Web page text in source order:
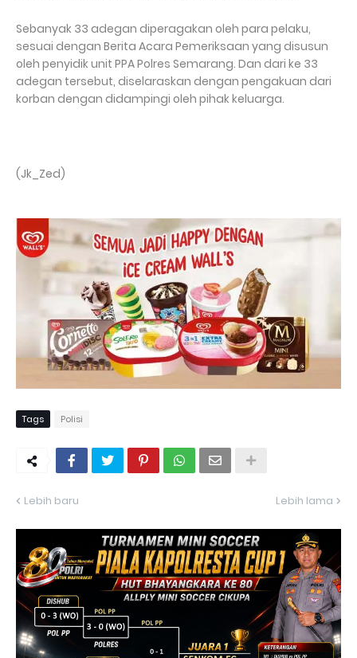
Sebanyak 33 adegan diperagakan oleh para pelaku,
sesuai dengan Berita Acara Pemeriksaan yang disusun
oleh penyidik unit PPA Polres Semarang. Dan dari ke 33
adegan tersebut, diselaraskan dengan pengakuan dari
korban dengan didampingi oleh pihak keluarga.
(Jk_Zed)
Tags Polisi
Lebih baru Lebih lama